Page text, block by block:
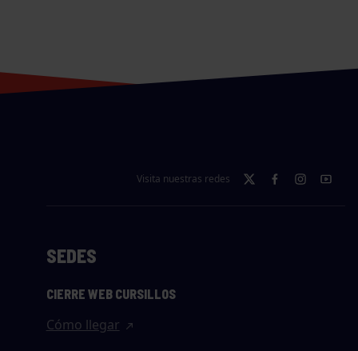
Visita nuestras redes
SEDES
CIERRE WEB CURSILLOS
Cómo llegar